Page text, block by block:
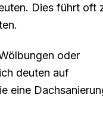
Dies führt oft
oder
deuten auf
eine